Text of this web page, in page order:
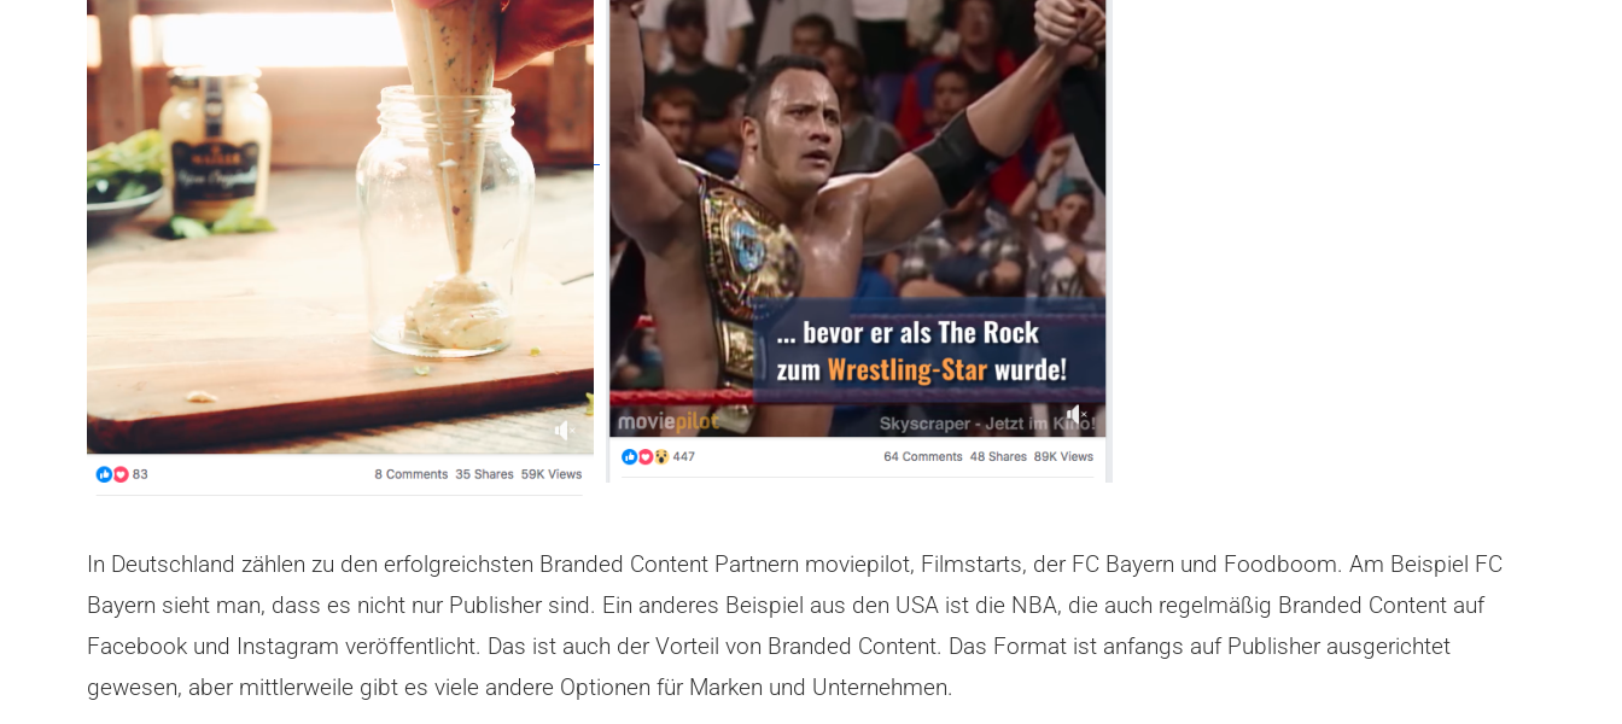
In Deutschland zählen zu den erfolgreichsten Branded Content Partnern moviepilot, Filmstarts, der FC Bayern und Foodboom. Am Beispiel FC
Bayern sieht man, dass es nicht nur Publisher sind. Ein anderes Beispiel aus den USA ist die NBA, die auch regelmäßig Branded Content auf
Facebook und Instagram veröffentlicht. Das ist auch der Vorteil von Branded Content. Das Format ist anfangs auf Publisher ausgerichtet
gewesen, aber mittlerweile gibt es viele andere Optionen für Marken und Unternehmen.